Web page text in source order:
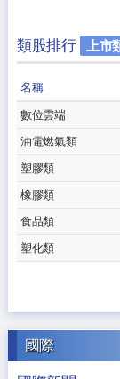
類股排行 上市
名稱
數位雲端
油電燃氣類
塑膠類
橡膠類
食品類
塑化類
國際